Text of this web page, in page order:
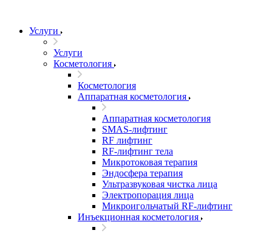
Услуги
Услуги
Косметология
Косметология
Аппаратная косметология
Аппаратная косметология
SMAS-лифтинг
RF лифтинг
RF-лифтинг тела
Микротоковая терапия
Эндосфера терапия
Ультразвуковая чистка лица
Электропорация лица
Микроигольчатый RF-лифтинг
Инъекционная косметология